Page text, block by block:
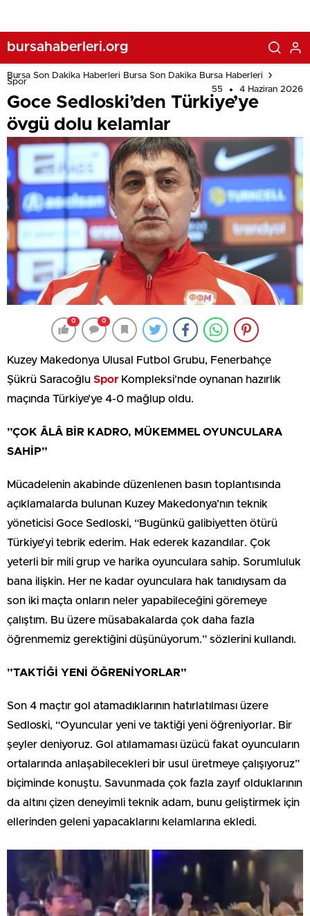
bursahaberleri.org
Bursa Son Dakika Haberleri Bursa Son Dakika Bursa Haberleri
Spor
55
4 Haziran 2026
Goce Sedloski’den Türkiye’ye
övgü dolu kelamlar
0 0
Kuzey Makedonya Ulusal Futbol Grubu, Fenerbahçe
Şükrü Saracoğlu Spor Kompleksi’nde oynanan hazırlık
maçında Türkiye’ye 4-0 mağlup oldu.
”ÇOK ÂLÂ BİR KADRO, MÜKEMMEL OYUNCULARA
SAHİP”
Mücadelenin akabinde düzenlenen basın toplantısında
açıklamalarda bulunan Kuzey Makedonya’nın teknik
yöneticisi Goce Sedloski, “Bugünkü galibiyetten ötürü
Türkiye’yi tebrik ederim. Hak ederek kazandılar. Çok
yeterli bir mili grup ve harika oyunculara sahip. Sorumluluk
bana ilişkin. Her ne kadar oyunculara hak tanıdıysam da
son iki maçta onların neler yapabileceğini göremeye
çalıştım. Bu üzere müsabakalarda çok daha fazla
öğrenmemiz gerektiğini düşünüyorum.” sözlerini kullandı.
”TAKTİĞİ YENİ ÖĞRENİYORLAR”
Son 4 maçtır gol atamadıklarının hatırlatılması üzere
Sedloski, “Oyuncular yeni ve taktiği yeni öğreniyorlar. Bir
şeyler deniyoruz. Gol atılamaması üzücü fakat oyuncuların
ortalarında anlaşabilecekleri bir usul üretmeye çalışıyoruz”
biçiminde konuştu. Savunmada çok fazla zayıf olduklarının
da altını çizen deneyimli teknik adam, bunu geliştirmek için
ellerinden geleni yapacaklarını kelamlarına ekledi.